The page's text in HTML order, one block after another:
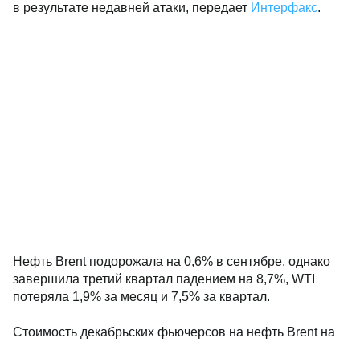
в результате недавней атаки, передает Интерфакс.
Нефть Brent подорожала на 0,6% в сентябре, однако
завершила третий квартал падением на 8,7%, WTI
потеряла 1,9% за месяц и 7,5% за квартал.
Стоимость декабрьских фьючерсов на нефть Brent на